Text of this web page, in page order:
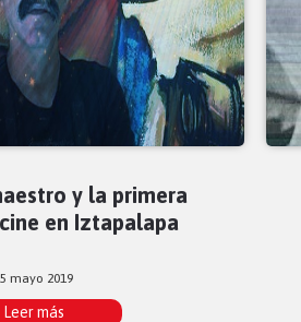
y la primera
en Iztapalapa
mayo 2019
Leer más